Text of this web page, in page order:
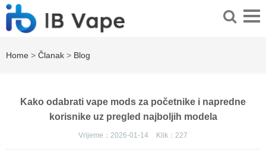
Home > Članak > Blog
Kako odabrati vape mods za početnike i napredne
korisnike uz pregled najboljih modela
Vrijeme：2026-01-14 Klik： 227